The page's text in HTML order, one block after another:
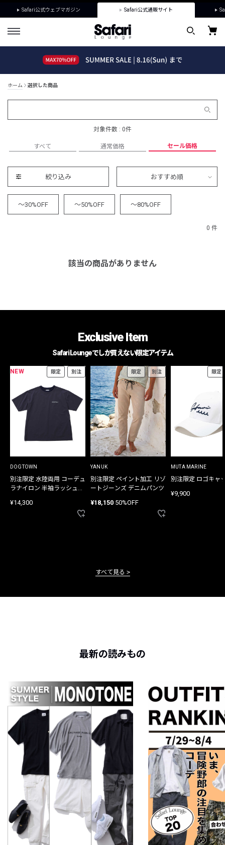
Safari公式ウェブマガジン Safari公式通販サイト
ホーム 選択した商品
対象件数 : 0件
すべて 通常価格 セール価格
絞り込み おすすめ順
～30%OFF ～50%OFF ～80%OFF
0 件
該当の商品がありません
Exclusive Item
Safari Loungeでしか買えない限定アイテム
NEW 限定 別注
DOGTOWN
別注限定 水陸両用 コーデュ
ラナイロン 半袖ラッシュガ
¥14,300
限定 別注
YANUK
別注限定 ペイント加工 リゾ
ートジーンズ デニムパンツ
¥18,150 50%OFF
限定
MUTA MARINE
別注限定 ロゴキャ
¥9,900
すべて見る
最新の読みもの